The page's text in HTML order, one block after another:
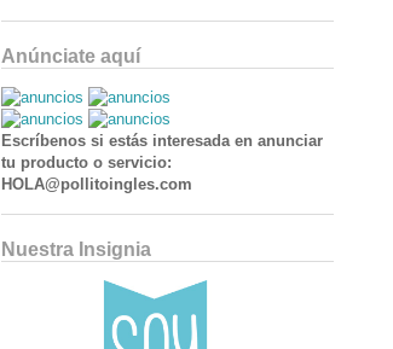
Anúnciate aquí
Escríbenos si estás interesada en anunciar
tu producto o servicio:
HOLA@pollitoingles.com
Nuestra Insignia